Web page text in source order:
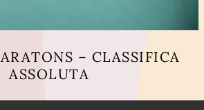
– CLASSIFICA
ASSOLUTA